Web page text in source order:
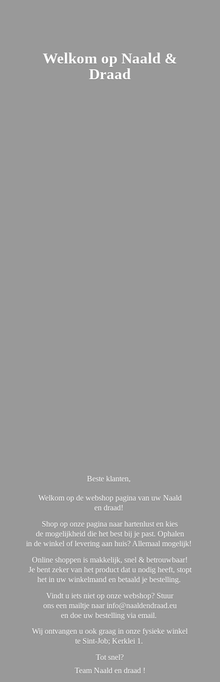
Welkom op Naald &
Draad
Beste klanten,
Welkom op de webshop pagina van uw Naald
en draad!
Shop op onze pagina naar hartenlust en kies
de mogelijkheid die het best bij je past. Ophalen
in de winkel of levering aan huis? Allemaal mogelijk!
Online shoppen is makkelijk, snel & betrouwbaar!
Je bent zeker van het product dat u nodig heeft, stopt
het in uw winkelmand en betaald je bestelling.
Vindt u iets niet op onze webshop? Stuur
ons een mailtje naar info@naaldendraad.eu
en doe uw bestelling via email.
Wij ontvangen u ook graag in onze fysieke winkel
te Sint-Job; Kerklei 1.
Tot snel?
Team Naald en draad !